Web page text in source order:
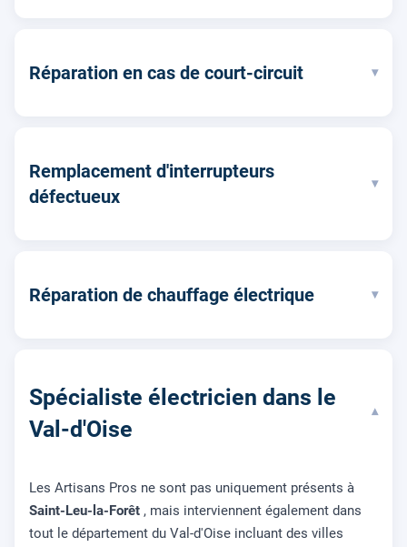
Réparation en cas de court-circuit ▾
Remplacement d'interrupteurs
défectueux
▾
Réparation de chauffage électrique ▾
Spécialiste électricien dans le
Val-d'Oise
▾
Les Artisans Pros ne sont pas uniquement présents à
Saint-Leu-la-Forêt , mais interviennent également dans
tout le département du Val-d'Oise incluant des villes